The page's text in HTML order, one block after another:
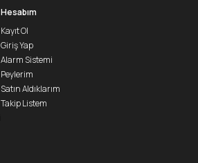
Hesabım
Kayıt Ol
Giriş Yap
Alarm Sistemi
Peylerim
Satın Aldıklarım
Takip Listem